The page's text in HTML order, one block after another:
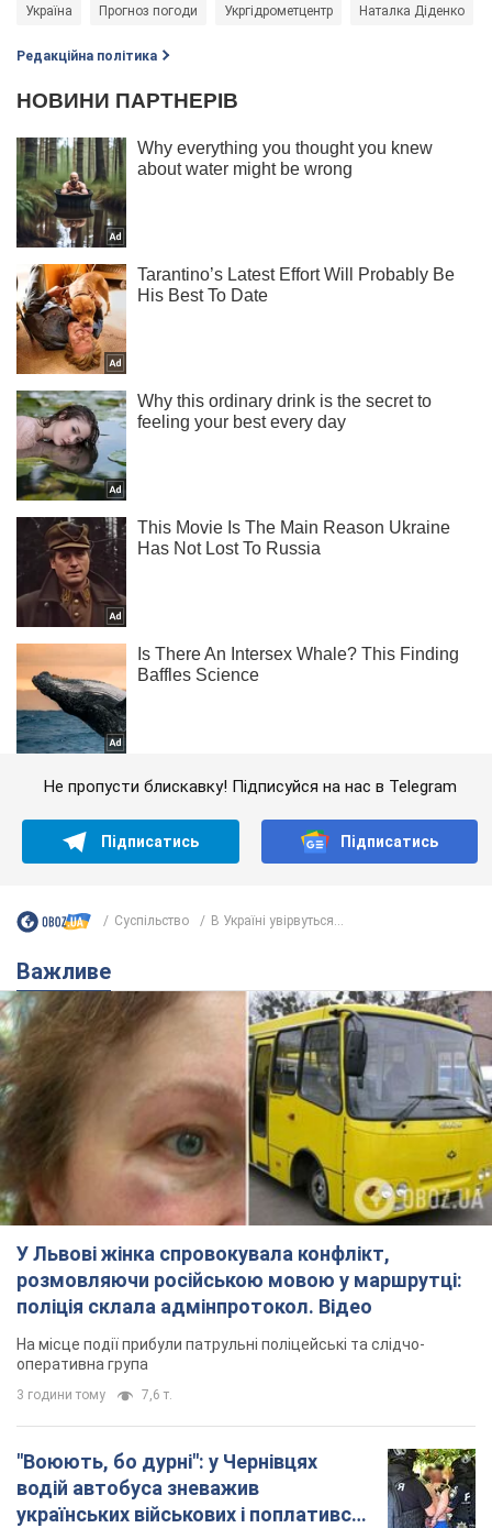
Україна Прогноз погоди Укргідрометцентр Наталка Діденко
Редакційна політика
Не пропусти блискавку! Підписуйся на нас в Telegram
Підписатись Підписатись
Суспільство В Україні увірвуться...
Важливе
У Львові жінка спровокувала конфлікт,
розмовляючи російською мовою у маршрутці:
поліція склала адмінпротокол. Відео
На місце події прибули патрульні поліцейські та слідчо-
оперативна група
3 години тому 7,6 т.
"Воюють, бо дурні": у Чернівцях
водій автобуса зневажив
українських військових і поплатився.